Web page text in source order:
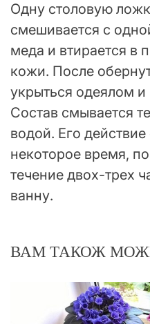
Одну столовую
смешивается с
меда и втирается в
кожи. После
укрыться одеялом
Состав смывается
водой. Его действие
некоторое время,
течение двох-трех
ванну.
ВАМ ТАКОЖ